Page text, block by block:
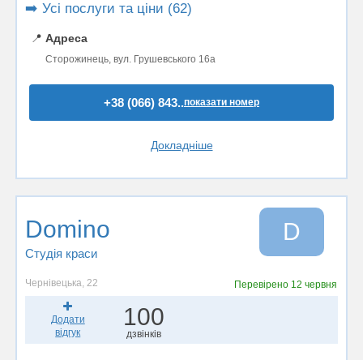
➡️ Усі послуги та ціни (62)
📍 Адреса
Сторожинець, вул. Грушевського 16а
+38 (066) 843..показати номер
Докладніше
Domino
Студія краси
D
Чернівецька, 22 Перевірено 12 червня
Додати
відгук
100
дзвінків